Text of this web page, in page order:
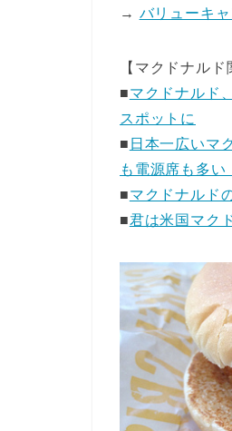
→ バリューキ
【マクドナルド
■マクドナルド
スポットに
■ 日本一広いマ
も電源席も多い
■マクドナルド
■君は米国マク